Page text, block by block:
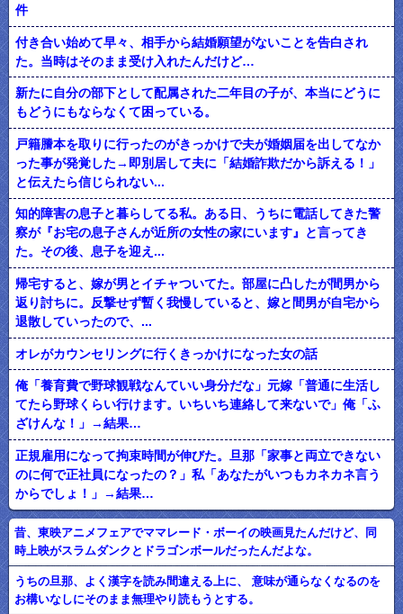
件
付き合い始めて早々、相手から結婚願望がないことを告白され
た。当時はそのまま受け入れたんだけど…
新たに自分の部下として配属された二年目の子が、本当にどうに
もどうにもならなくて困っている。
戸籍謄本を取りに行ったのがきっかけで夫が婚姻届を出してなか
った事が発覚した→即別居して夫に「結婚詐欺だから訴える！」
と伝えたら信じられない...
知的障害の息子と暮らしてる私。ある日、うちに電話してきた警
察が『お宅の息子さんが近所の女性の家にいます』と言ってき
た。その後、息子を迎え...
帰宅すると、嫁が男とイチャついてた。部屋に凸したが間男から
返り討ちに。反撃せず暫く我慢していると、嫁と間男が自宅から
退散していったので、...
オレがカウンセリングに行くきっかけになった女の話
俺「養育費で野球観戦なんていい身分だな」元嫁「普通に生活し
てたら野球くらい行けます。いちいち連絡して来ないで」俺「ふ
ざけんな！」→結果…
正規雇用になって拘束時間が伸びた。旦那「家事と両立できない
のに何で正社員になったの？」私「あなたがいつもカネカネ言う
からでしょ！」→結果…
昔、東映アニメフェアでママレード・ボーイの映画見たんだけど、同
時上映がスラムダンクとドラゴンボールだったんだよな。
うちの旦那、よく漢字を読み間違える上に、 意味が通らなくなるのを
お構いなしにそのまま無理やり読もうとする。